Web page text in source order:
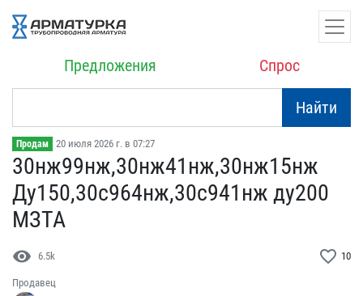
Предложения Спрос
Найти
Продам 20 июля 2026 г. в 07:27
30нж99нж,30нж41нж,30нж15​нж
Ду150,30с964нж,30с941​нж ду200
МЗТА
visibility 6.5k favorite_border 10
Продавец